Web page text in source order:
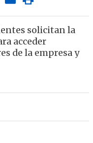
solicitan la
acceder
de la empresa y